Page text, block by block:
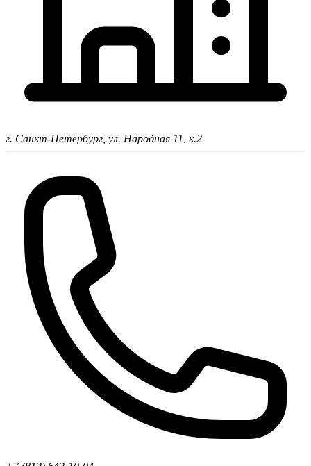
г. Санкт-Петербург, ул. Народная 11, к.2